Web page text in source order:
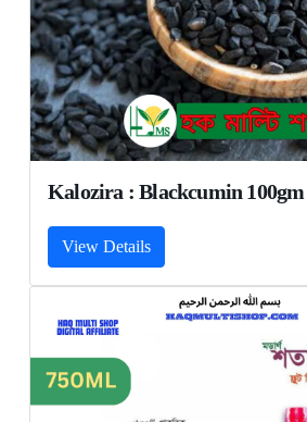
Kalozira : Blackcumin 100gm
View Details